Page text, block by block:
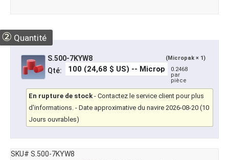
② Quantité
S.500-7KYW8 (Micropak × 1)
Qté:
0.2468
par
pièce
En rupture de stock - Contactez le service client pour plus
d'informations. - Date approximative du navire 2026-08-20 (10
Jours ouvrables)
SKU# S.500-7KYW8